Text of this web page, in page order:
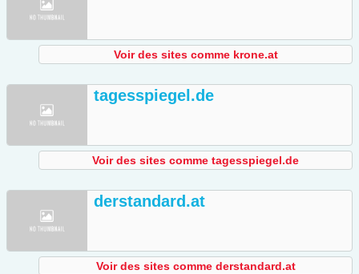
Voir des sites comme krone.at
tagesspiegel.de
Voir des sites comme tagesspiegel.de
derstandard.at
Voir des sites comme derstandard.at